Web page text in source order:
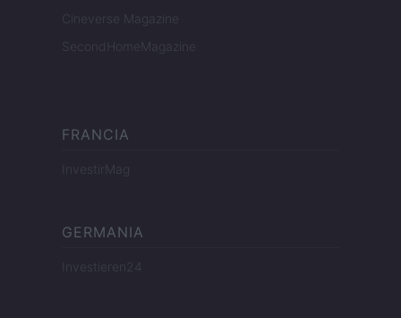
Cineverse Magazine
SecondHomeMagazine
FRANCIA
InvestirMag
GERMANIA
Investieren24